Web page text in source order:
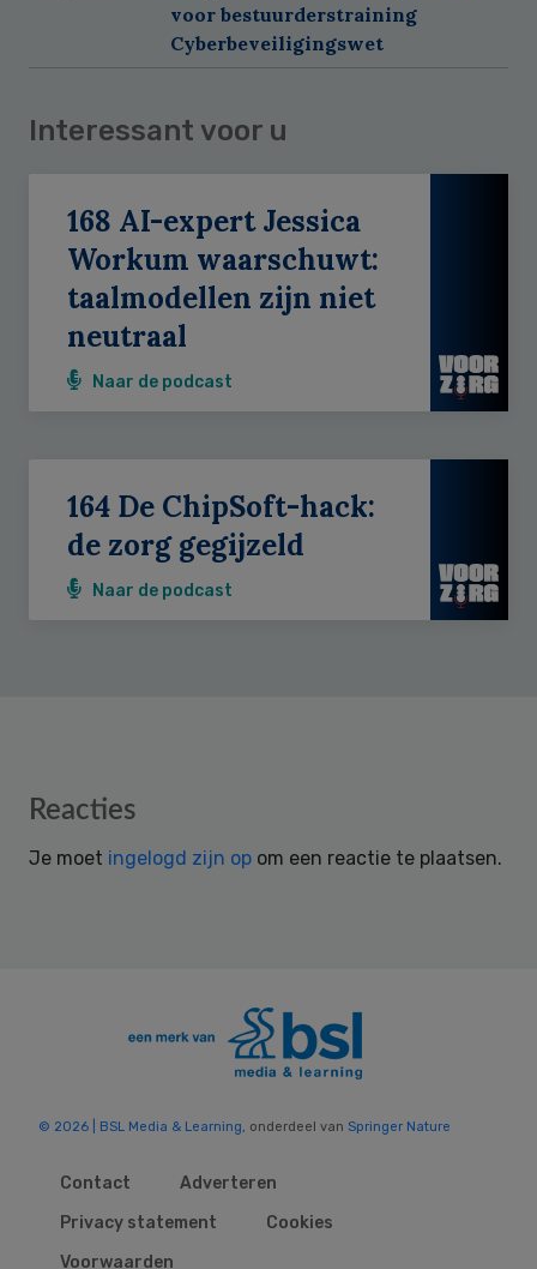
voor bestuurderstraining
Cyberbeveiligingswet
Interessant voor u
168 AI-expert Jessica
Workum waarschuwt:
taalmodellen zijn niet
neutraal
Naar de podcast
164 De ChipSoft-hack:
de zorg gegijzeld
Naar de podcast
Reader
Reacties
Je moet ingelogd zijn op om een reactie te plaatsen.
© 2026 | BSL Media & Learning , onderdeel van Springer Nature
Contact
Adverteren
Privacy statement
Cookies
Voorwaarden